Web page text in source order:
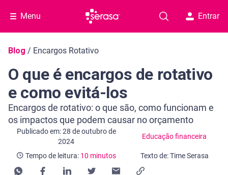
Menu Entrar
Navegação do blog
Blog / Encargos Rotativo
O que é encargos de rotativo
e como evitá-los
Encargos de rotativo: o que são, como funcionam e
os impactos que podem causar no orçamento
Publicado em: 28 de outubro de
2024
Educação financeira
Categoria Educação financeira
Tempo de leitura: 10 minutos
Tempo de leitura: 10 minutos
Texto de: Time Serasa